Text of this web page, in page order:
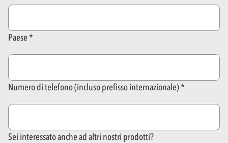
Paese
Numero di telefono (incluso prefisso internazionale)
Sei interessato anche ad altri nostri prodotti?